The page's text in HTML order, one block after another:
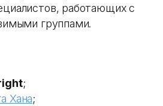
работающих с
группами.
;
Хана;